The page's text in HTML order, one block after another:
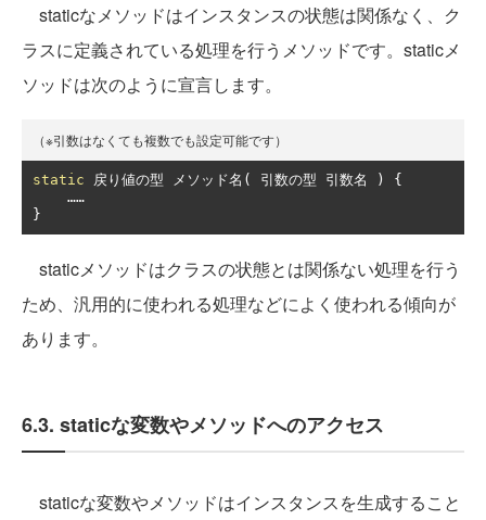
staticなメソッドはインスタンスの状態は関係なく、ク
ラスに定義されている処理を行うメソッドです。staticメ
ソッドは次のように宣言します。
（※引数はなくても複数でも設定可能です）
static 戻り値の型 メソッド名( 引数の型 引数名 )
{
……
}
staticメソッドはクラスの状態とは関係ない処理を行う
ため、汎用的に使われる処理などによく使われる傾向が
あります。
6.3. staticな変数やメソッドへのアクセス
staticな変数やメソッドはインスタンスを生成すること